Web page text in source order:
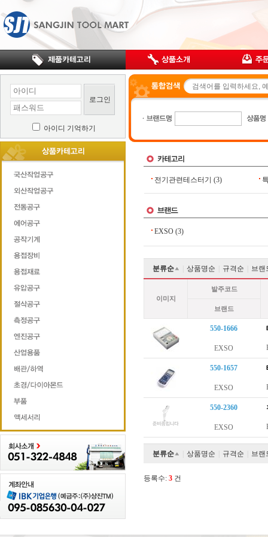
로그인
아이디 기억하기
전기관련테스터기 (3)
EXSO (3)
분류순 상품명순 규격순 브랜
이미지
발주코드
브랜드
550-1666
EXSO
550-1657
EXSO
550-2360
EXSO
분류순 상품명순 규격순 브랜
등록수: 3 건